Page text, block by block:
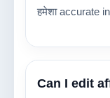
हमेशा accurate
Can I edit